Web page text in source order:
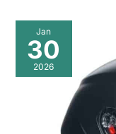
Jan
30
2026